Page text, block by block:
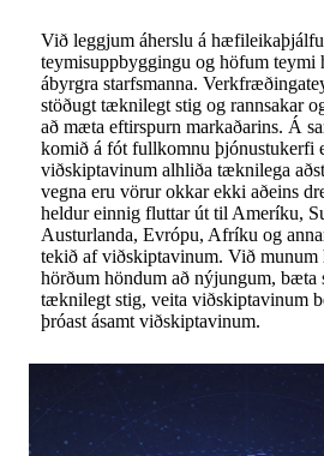
Við leggjum áherslu á
teymisuppbyggingu og höfum teymi
ábyrgra starfsmanna.
stöðugt tæknilegt stig og rannsakar
að mæta eftirspurn markaðarins. Á
komið á fót fullkomnu þjónustukerfi
viðskiptavinum alhliða tæknilega
vegna eru vörur okkar ekki aðeins
heldur einnig fluttar út til Ameríku,
Austurlanda, Evrópu, Afríku og
tekið af viðskiptavinum. Við munum
hörðum höndum að nýjungum,
tæknilegt stig, veita viðskiptavinum
þróast ásamt viðskiptavinum.